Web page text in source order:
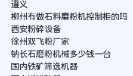
遵义
柳州有做石料磨粉机控制柜的吗
西安粉碎设备
徐州双飞粉厂家
钠长石磨粉机械多少钱一台
国内铁矿筛选机器